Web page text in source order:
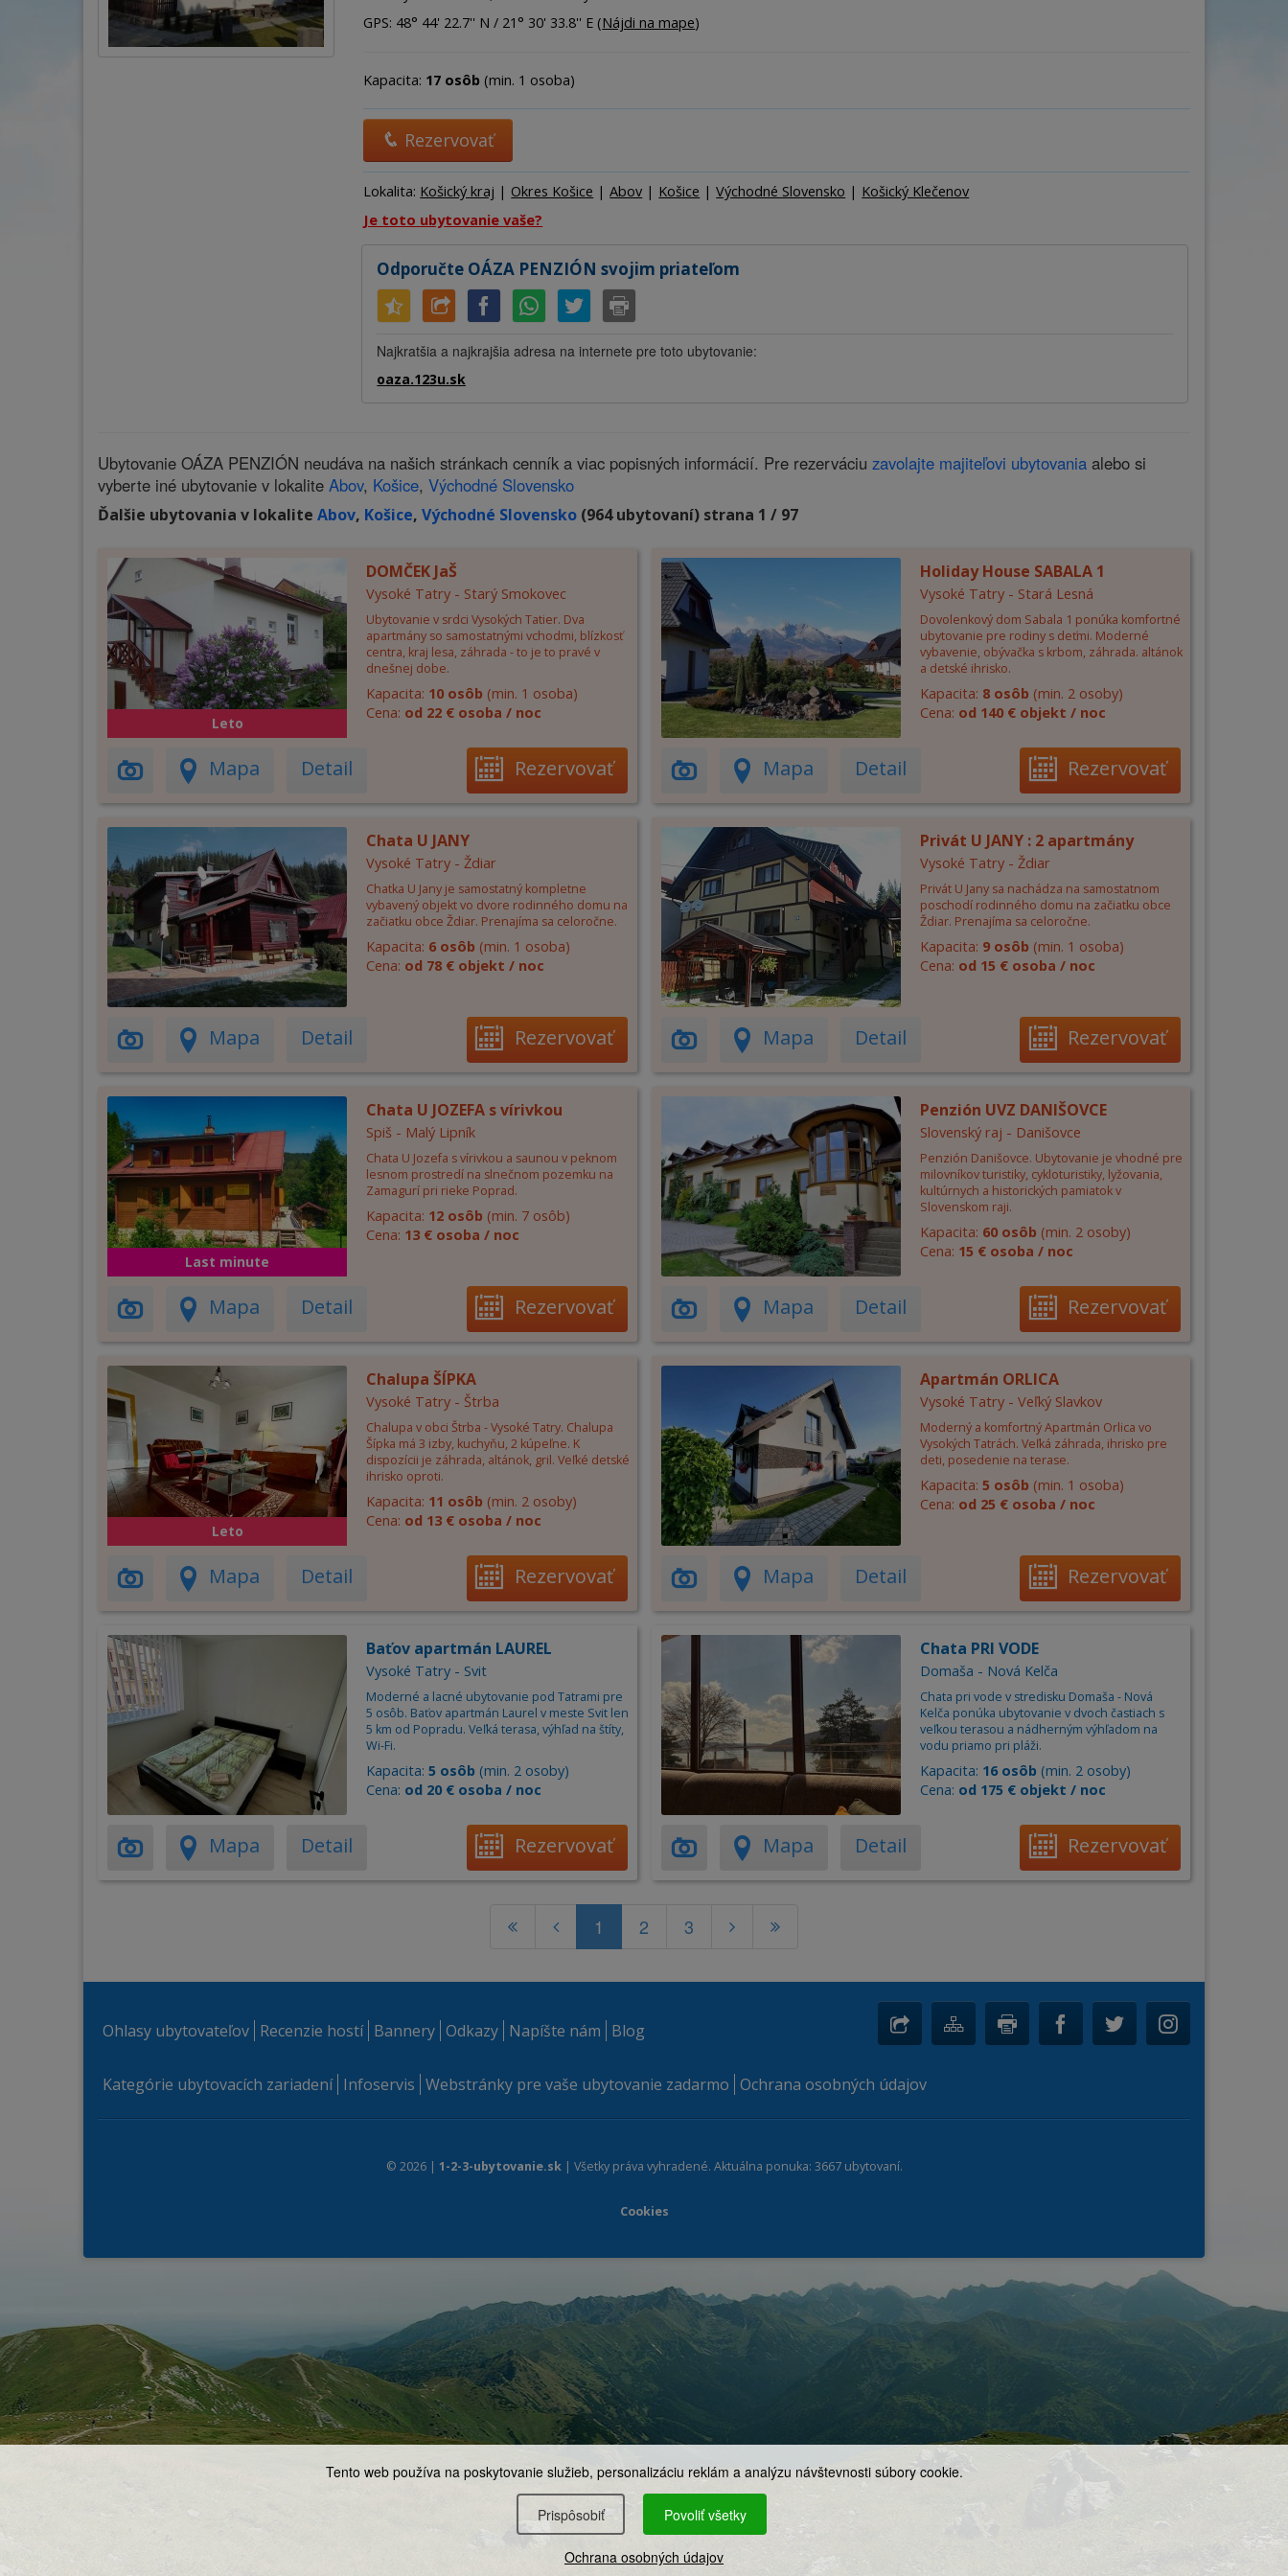
Tento web používa na poskytovanie služieb, personalizáciu reklám a analýzu návštevnosti súbory cookie.
Prispôsobiť Povoliť všetky
Ochrana osobných údajov
GPS: 48° 44' 22.7'' N / 21° 30' 33.8'' E (Nájdi na mape)
Kapacita: 17 osôb (min. 1 osoba)
Rezervovať
Lokalita: Košický kraj | Okres Košice | Abov | Košice | Východné Slovensko | Košický Klečenov
Je toto ubytovanie vaše?
Odporučte OÁZA PENZIÓN svojim priateľom
Najkratšia a najkrajšia adresa na internete pre toto ubytovanie:
oaza.123u.sk
Ubytovanie OÁZA PENZIÓN neudáva na našich stránkach cenník a viac popisných informácií. Pre rezerváciu zavolajte majiteľovi ubytovania alebo si
vyberte iné ubytovanie v lokalite Abov, Košice, Východné Slovensko
Ďalšie ubytovania v lokalite Abov, Košice, Východné Slovensko (964 ubytovaní) strana 1 / 97
Leto
DOMČEK JaŠ
Vysoké Tatry - Starý Smokovec
Ubytovanie v srdci Vysokých Tatier. Dva
apartmány so samostatnými vchodmi, blízkosť
centra, kraj lesa, záhrada - to je to pravé v
dnešnej dobe.
Kapacita: 10 osôb (min. 1 osoba)
Cena: od 22 € osoba / noc
Mapa Detail Rezervovať
Holiday House SABALA 1
Vysoké Tatry - Stará Lesná
Dovolenkový dom Sabala 1 ponúka komfortné
ubytovanie pre rodiny s deťmi. Moderné
vybavenie, obývačka s krbom, záhrada. altánok
a detské ihrisko.
Kapacita: 8 osôb (min. 2 osoby)
Cena: od 140 € objekt / noc
Mapa Detail Rezervovať
Chata U JANY
Vysoké Tatry - Ždiar
Chatka U Jany je samostatný kompletne
vybavený objekt vo dvore rodinného domu na
začiatku obce Ždiar. Prenajíma sa celoročne.
Kapacita: 6 osôb (min. 1 osoba)
Cena: od 78 € objekt / noc
Mapa Detail Rezervovať
Privát U JANY : 2 apartmány
Vysoké Tatry - Ždiar
Privát U Jany sa nachádza na samostatnom
poschodí rodinného domu na začiatku obce
Ždiar. Prenajíma sa celoročne.
Kapacita: 9 osôb (min. 1 osoba)
Cena: od 15 € osoba / noc
Mapa Detail Rezervovať
Last minute
Chata U JOZEFA s vírivkou
Spiš - Malý Lipník
Chata U Jozefa s vírivkou a saunou v peknom
lesnom prostredí na slnečnom pozemku na
Zamagurí pri rieke Poprad.
Kapacita: 12 osôb (min. 7 osôb)
Cena: 13 € osoba / noc
Mapa Detail Rezervovať
Penzión UVZ DANIŠOVCE
Slovenský raj - Danišovce
Penzión Danišovce. Ubytovanie je vhodné pre
milovníkov turistiky, cykloturistiky, lyžovania,
kultúrnych a historických pamiatok v
Slovenskom raji.
Kapacita: 60 osôb (min. 2 osoby)
Cena: 15 € osoba / noc
Mapa Detail Rezervovať
Leto
Chalupa ŠÍPKA
Vysoké Tatry - Štrba
Chalupa v obci Štrba - Vysoké Tatry. Chalupa
Šípka má 3 izby, kuchyňu, 2 kúpeľne. K
dispozícii je záhrada, altánok, gril. Veľké detské
ihrisko oproti.
Kapacita: 11 osôb (min. 2 osoby)
Cena: od 13 € osoba / noc
Mapa Detail Rezervovať
Apartmán ORLICA
Vysoké Tatry - Veľký Slavkov
Moderný a komfortný Apartmán Orlica vo
Vysokých Tatrách. Veľká záhrada, ihrisko pre
deti, posedenie na terase.
Kapacita: 5 osôb (min. 1 osoba)
Cena: od 25 € osoba / noc
Mapa Detail Rezervovať
Baťov apartmán LAUREL
Vysoké Tatry - Svit
Moderné a lacné ubytovanie pod Tatrami pre
5 osôb. Baťov apartmán Laurel v meste Svit len
5 km od Popradu. Veľká terasa, výhľad na štíty,
Wi-Fi.
Kapacita: 5 osôb (min. 2 osoby)
Cena: od 20 € osoba / noc
Mapa Detail Rezervovať
Chata PRI VODE
Domaša - Nová Kelča
Chata pri vode v stredisku Domaša - Nová
Kelča ponúka ubytovanie v dvoch častiach s
veľkou terasou a nádherným výhľadom na
vodu priamo pri pláži.
Kapacita: 16 osôb (min. 2 osoby)
Cena: od 175 € objekt / noc
Mapa Detail Rezervovať
1 2 3
Ohlasy ubytovateľov Recenzie hostí Bannery Odkazy Napíšte nám Blog
Kategórie ubytovacích zariadení Infoservis Webstránky pre vaše ubytovanie zadarmo Ochrana osobných údajov
© 2026 | 1-2-3-ubytovanie.sk| Všetky práva vyhradené. Aktuálna ponuka: 3667 ubytovaní.
Cookies